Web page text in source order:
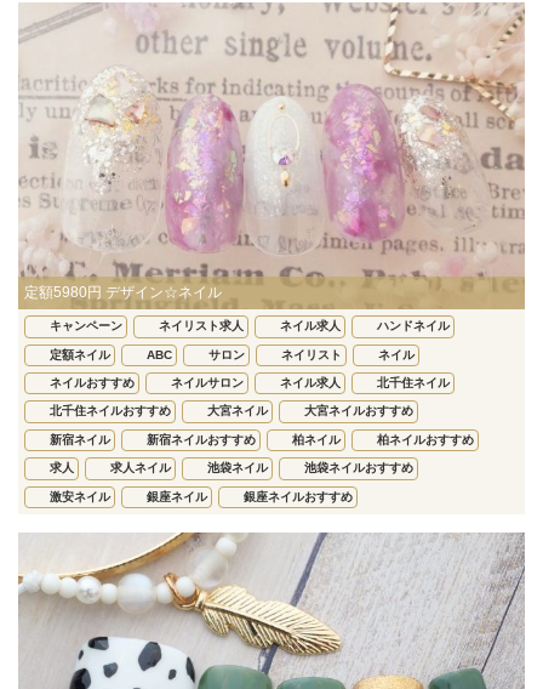
定額5980円 デザイン☆ネイル
キャンペーン ネイリスト求人 ネイル求人 ハンドネイル
定額ネイル ABC サロン ネイリスト ネイル
ネイルおすすめ ネイルサロン ネイル求人 北千住ネイル
北千住ネイルおすすめ 大宮ネイル 大宮ネイルおすすめ
新宿ネイル 新宿ネイルおすすめ 柏ネイル 柏ネイルおすすめ
求人 求人ネイル 池袋ネイル 池袋ネイルおすすめ
激安ネイル 銀座ネイル 銀座ネイルおすすめ